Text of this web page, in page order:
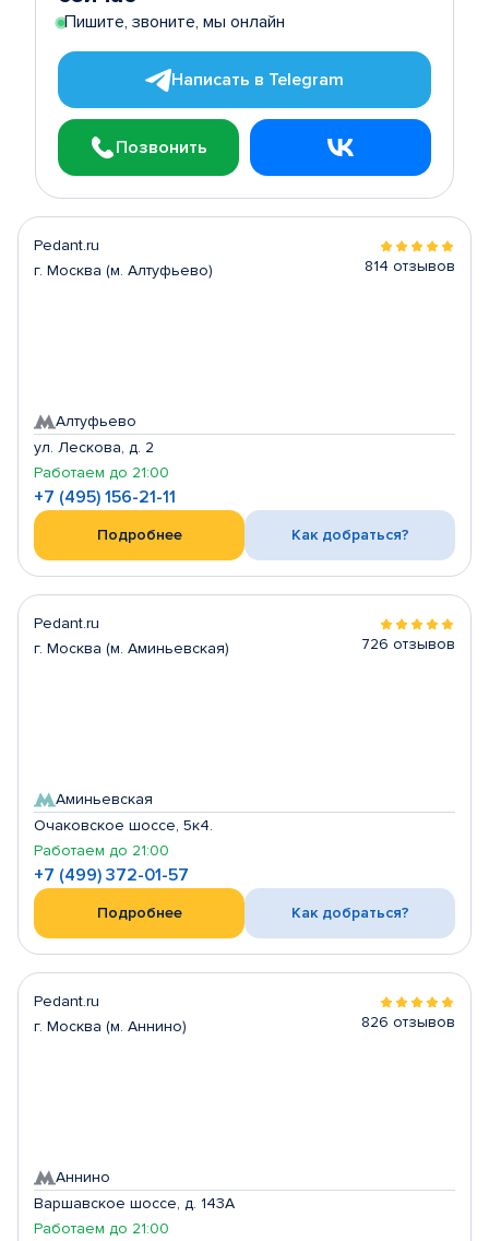
Пишите, звоните, мы онлайн
Написать в Telegram
Позвонить
Pedant.ru
г. Москва (м. Алтуфьево)
814 отзывов
Алтуфьево
ул. Лескова, д. 2
Работаем до 21:00
+7 (495) 156-21-11
Подробнее Как добраться?
Pedant.ru
г. Москва (м. Аминьевская)
726 отзывов
Аминьевская
Очаковское шоссе, 5к4.
Работаем до 21:00
+7 (499) 372-01-57
Подробнее Как добраться?
Pedant.ru
г. Москва (м. Аннино)
826 отзывов
Аннино
Варшавское шоссе, д. 143А
Работаем до 21:00